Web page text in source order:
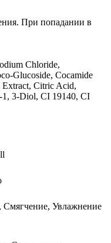
При попадании в
Chloride,
Glucoside, Cocamide
Citric Acid,
1, 3-Diol, CI 19140, CI
Увлажнение